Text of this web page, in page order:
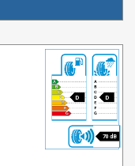
D D
70 dB